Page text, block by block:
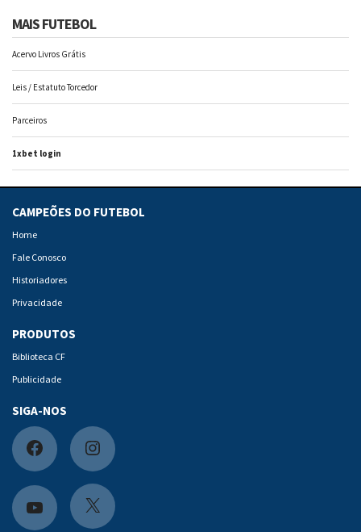
MAIS FUTEBOL
Acervo Livros Grátis
Leis / Estatuto Torcedor
Parceiros
1xbet login
CAMPEÕES DO FUTEBOL
Home
Fale Conosco
Historiadores
Privacidade
PRODUTOS
Biblioteca CF
Publicidade
SIGA-NOS
F
a
c
I
n
s
Y
X